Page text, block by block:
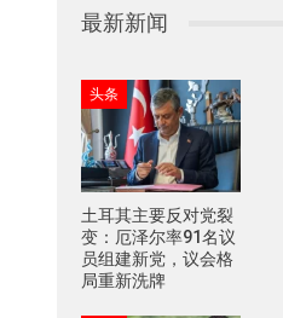
最新新闻
头条
土耳其主要反对党裂
变：厄泽尔率91名议
员组建新党，议会格
局重新洗牌